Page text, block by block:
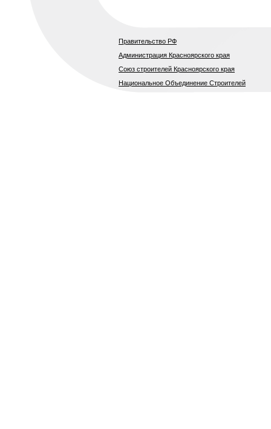
Правительство РФ
Администрация Красноярского края
Союз строителей Красноярского края
Национальное Объединение Строителей